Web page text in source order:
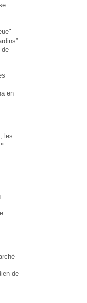
de
en
les
de